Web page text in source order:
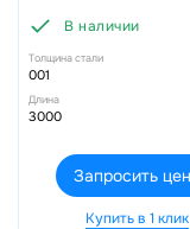
В наличии
Толщина стали
001
Длина
3000
Запросить
Купить в 1 клик